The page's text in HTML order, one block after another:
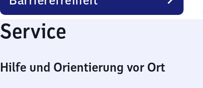
Service
Hilfe und Orientierung vor Ort